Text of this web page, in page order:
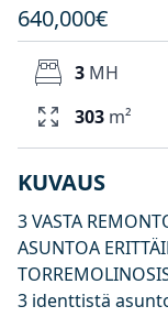
640,000€
3 MH
303 m²
KUVAUS
3 VASTA
ASUNTOA
3 identtistä